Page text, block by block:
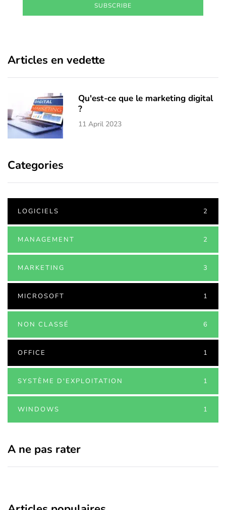
SUBSCRIBE
Articles en vedette
Qu'est-ce que le marketing digital
?
11 April 2023
Categories
LOGICIELS 2
MANAGEMENT 2
MARKETING 3
MICROSOFT 1
NON CLASSÉ 6
OFFICE 1
SYSTÈME D'EXPLOITATION 1
WINDOWS 1
A ne pas rater